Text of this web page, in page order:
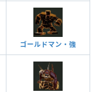
ゴールドマン・強